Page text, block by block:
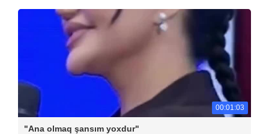
00:01:03
"Ana olmaq şansım yoxdur"